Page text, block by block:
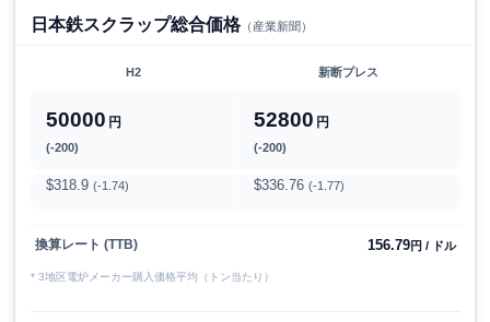
日本鉄スクラップ総合価格（産業新聞）
H2 新断プレス
50000 円
(-200)
52800 円
(-200)
$318.9 (-1.74) $336.76 (-1.77)
換算レート (TTB) 156.79円 / ドル
* 3地区電炉メーカー購入価格平均（トン当たり）